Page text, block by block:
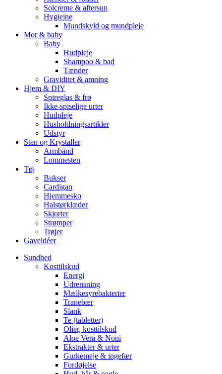
Solcreme & aftersun
Hygiejne
Mundskyld og mundpleje
Mor & baby
Baby
Hudpleje
Shampoo & bad
Tænder
Graviditet & amning
Hjem & DIY
Spireglas & frø
Ikke-spiselige urter
Hudpleje
Husholdningsartikler
Udstyr
Sten og Krystaller
Armbånd
Lommesten
Tøj
Bukser
Cardigan
Hjemmesko
Halstørklæder
Skjorter
Strømper
Trøjer
Gaveidéer
Sundhed
Kosttilskud
Energi
Udrensning
Mælkesyrebakterier
Tranebær
Slank
Te (tabletter)
Olier, kosttilskud
Aloe Vera & Noni
Ekstrakter & urter
Gurkemeje & ingefær
Fordøjelse